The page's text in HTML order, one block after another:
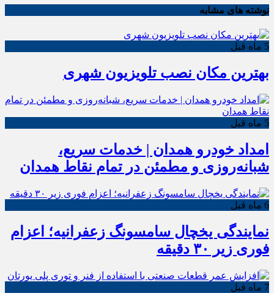
نوشته های مشابه
5 ماه قبل
بهترین مکان نصب تلویزیون شهری
5 ماه قبل
امداد خودرو همدان | خدمات سریع،
شبانه‌روزی و مطمئن در تمام نقاط همدان
6 ماه قبل
نمایندگی یخچال سامسونگ زعفرانیه؛ اعزام
فوری زیر ۳۰ دقیقه
7 ماه قبل